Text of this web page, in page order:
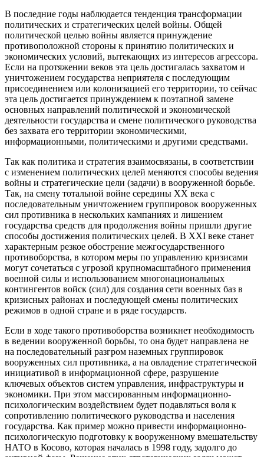
В последние годы наблюдается тенденция трансформации
политических и стратегических целей войны. Общей
политической целью войны является принуждение
противоположной стороны к принятию политических и
экономических условий, вытекающих из интересов агрессора.
Если на протяжении веков эта цель достигалась захватом и
уничтожением государства неприятеля с последующим
присоединением или колонизацией его территории, то сейчас
эта цель достигается принуждением к поэтапной замене
основных направлений политической и экономической
деятельности государства и смене политического руководства
без захвата его территории экономическими,
информационными, политическими и другими средствами.
Так как политика и стратегия взаимосвязаны, в соответствии
с изменением политических целей меняются способы ведения
войны и стратегические цели (задачи) в вооруженной борьбе.
Так, на смену тотальной войне середины XX века с
последовательным уничтожением группировок вооруженных
сил противника в нескольких кампаниях и лишением
государства средств для продолжения войны пришли другие
способы достижения политических целей. В XXI веке станет
характерным резкое обострение межгосударственного
противоборства, в котором меры по управлению кризисами
могут сочетаться с угрозой крупномасштабного применения
военной силы и использованием многонациональных
контингентов войск (сил) для создания сети военных баз в
кризисных районах и последующей смены политических
режимов в одной стране и в ряде государств.
Если в ходе такого противоборства возникнет необходимость
в ведении вооруженной борьбы, то она будет направлена не
на последовательный разгром наземных группировок
вооруженных сил противника, а на овладение стратегической
инициативой в информационной сфере, разрушение
ключевых объектов систем управления, инфраструктуры и
экономики. При этом массированным информационно-
психологическим воздействием будет подавляться воля к
сопротивлению политического руководства и населения
государства. Как пример можно привести информационно-
психологическую подготовку к вооруженному вмешательству
НАТО в Косово, которая началась в 1998 году, задолго до